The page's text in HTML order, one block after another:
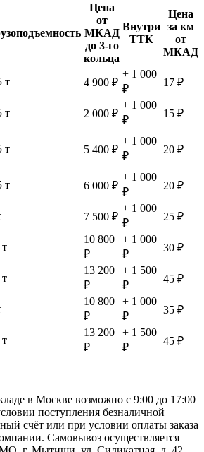
Цена
от
МКАД
до 3-го
кольца
Внутри
ТТК
Цена
за км
от
МКАД
т 4 900 ₽
+ 1 000
₽
17 ₽
т 2 000 ₽
+ 1 000
₽
15 ₽
т 5 400 ₽
+ 1 000
₽
20 ₽
т 6 000 ₽
+ 1 000
₽
20 ₽
7 500 ₽
+ 1 000
₽
25 ₽
10 800
₽
+ 1 000
₽
30 ₽
13 200
₽
+ 1 500
₽
45 ₽
10 800
₽
+ 1 000
₽
35 ₽
13 200
₽
+ 1 500
₽
45 ₽
в Москве возможно с 9:00 до 17:00
поступления безналичной
счёт или при условии оплаты заказа
Самовывоз осуществляется